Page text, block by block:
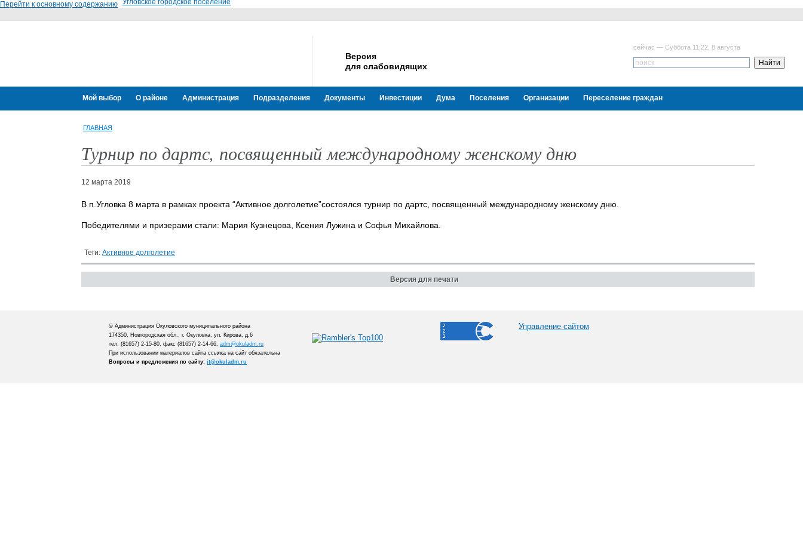
Перейти к основному содержанию Угловское городское поселение
Версия
для слабовидящих
сейчас — Суббота 11:22, 8 августа
Мой выбор О районе Администрация Подразделения Документы Инвестиции Дума Поселения Организации Переселение граждан
ГЛАВНАЯ
Турнир по дартс, посвященный международному женскому дню
12 марта 2019
В п.Угловка 8 марта в рамках проекта “Активное долголетие”состоялся турнир по дартс, посвященный международному женскому дню.
Победителями и призерами стали: Мария Кузнецова, Ксения Лужина и Софья Михайлова.
Теги: Активное долголетие
Версия для печати
© Администрация Окуловского муниципального района
174350, Новгородская обл., г. Окуловка, ул. Кирова, д.6
тел. (81657) 2-15-80, факс (81657) 2-14-66, adm@okuladm.ru
При использовании материалов сайта ссылка на сайт обязательна
Вопросы и предложения по сайту: it@okuladm.ru
Управление сайтом